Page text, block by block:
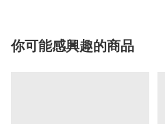
你可能感興趣的商品